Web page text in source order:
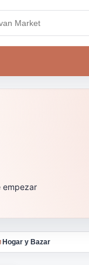
empezar
Hogar y Bazar